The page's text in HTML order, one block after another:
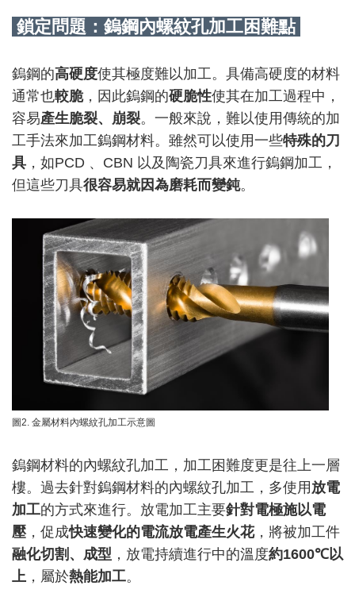
鎖定問題：鎢鋼內螺紋孔加工困難點
鎢鋼的高硬度使其極度難以加工。具備高硬度的材料
通常也較脆，因此鎢鋼的硬脆性使其在加工過程中，
容易產生脆裂、崩裂。一般來說，難以使用傳統的加
工手法來加工鎢鋼材料。雖然可以使用一些特殊的刀
具 ，如PCD 、 CBN 以及陶瓷刀具來進行鎢鋼加工，
但這些刀具很容易就因為磨耗而變鈍。
圖2. 金屬材料內螺紋孔加工示意圖
鎢鋼材料的內螺紋孔加工，加工困難度更是往上一層
樓。過去針對鎢鋼材料的內螺紋孔加工，多使用 放電
加工的方式來進行。放電加工主要針對電極施以電
壓 ，促成快速變化的電流放電產生火花，將被加工件
融化切割、成型 ，放電持續進行中的溫度約1600℃以
上 ， 屬於熱能加工。